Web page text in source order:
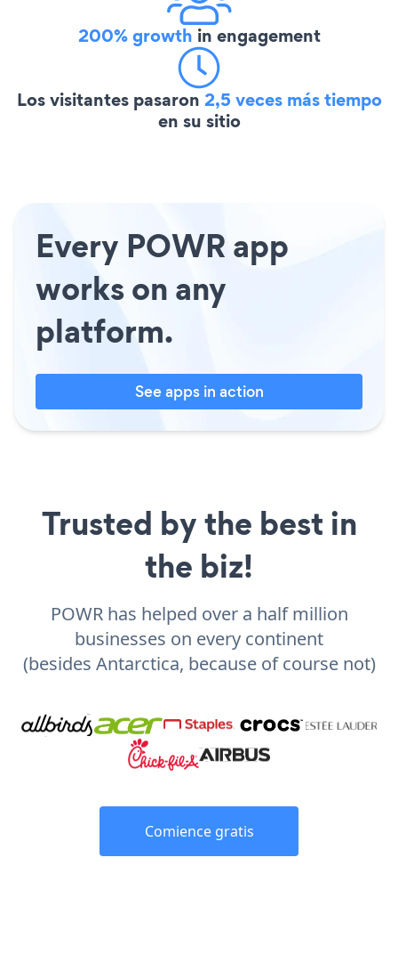
200% growth in engagement
Los visitantes pasaron 2,5 veces más tiempo
en su sitio
Every POWR app
works on any
platform.
See apps in action
Trusted by the best in
the biz!
POWR has helped over a half million
businesses on every continent
(besides Antarctica, because of course not)
Comience gratis